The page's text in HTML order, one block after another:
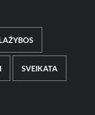
SVEIKATA